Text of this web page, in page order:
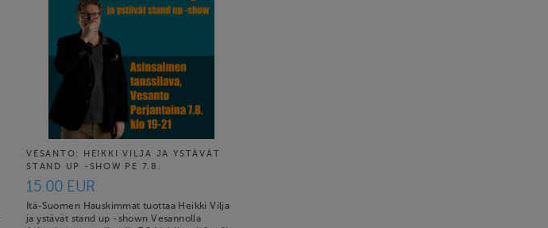
VESANTO: HEIKKI VILJA JA YSTÄVÄT
STAND UP -SHOW PE 7.8.
15.00 EUR
Itä-Suomen Hauskimmat tuottaa Heikki Vilja
ja ystävät stand up -shown Vesannolla